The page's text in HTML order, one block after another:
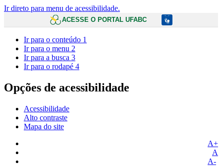
Ir direto para menu de acessibilidade.
ACESSE O PORTAL UFABC
Ir para o conteúdo 1
Ir para o menu 2
Ir para a busca 3
Ir para o rodapé 4
Opções de acessibilidade
Acessibilidade
Alto contraste
Mapa do site
A+
A
A-